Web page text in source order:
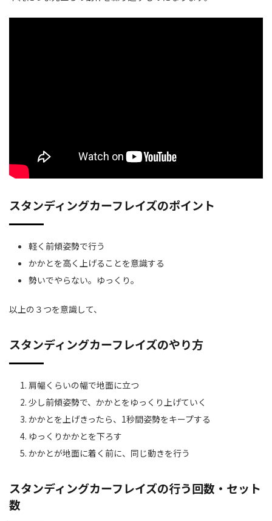
スタンディングカーフレイズのポイント
軽く前傾姿勢で行う
かかとを高く上げることを意識する
勢いでやらない。ゆっくり。
以上の３つを意識して、
スタンディングカーフレイズのやり方
肩幅くらいの幅で地面に立つ
少し前傾姿勢で、かかとをゆっくり上げていく
かかとを上げきったら、1秒間姿勢をキープする
ゆっくりかかとを下ろす
かかとが地面に着く前に、同じ動きを行う
スタンディングカーフレイズの行う回数・セット
数